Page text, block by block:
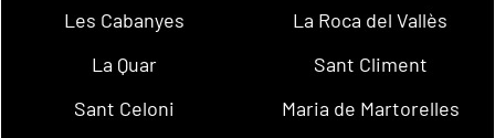
Les Cabanyes
La Roca del Vallès
La Quar
Sant Climent
Sant Celoni
Maria de Martorelles